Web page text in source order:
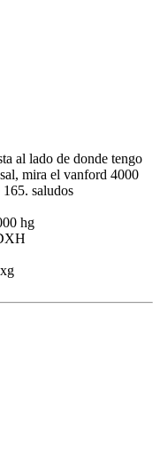
al lado de donde tengo
mira el vanford 4000
saludos
hg